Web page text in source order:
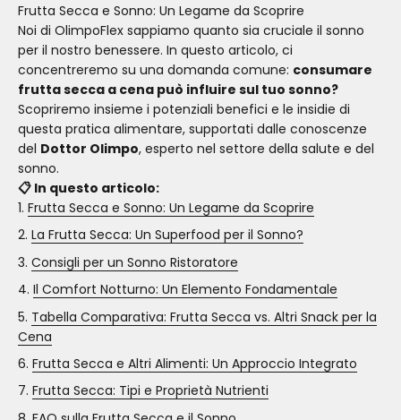
Frutta Secca e Sonno: Un Legame da Scoprire
Noi di OlimpoFlex sappiamo quanto sia cruciale il sonno
per il nostro benessere. In questo articolo, ci
concentreremo su una domanda comune: consumare
frutta secca a cena può influire sul tuo sonno?
Scopriremo insieme i potenziali benefici e le insidie di
questa pratica alimentare, supportati dalle conoscenze
del Dottor Olimpo, esperto nel settore della salute e del
sonno.
📋 In questo articolo:
Frutta Secca e Sonno: Un Legame da Scoprire
La Frutta Secca: Un Superfood per il Sonno?
Consigli per un Sonno Ristoratore
Il Comfort Notturno: Un Elemento Fondamentale
Tabella Comparativa: Frutta Secca vs. Altri Snack per la
Cena
Frutta Secca e Altri Alimenti: Un Approccio Integrato
Frutta Secca: Tipi e Proprietà Nutrienti